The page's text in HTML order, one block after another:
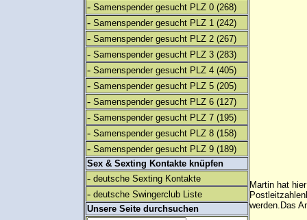
- Samenspender gesucht PLZ 0 (268)
- Samenspender gesucht PLZ 1 (242)
- Samenspender gesucht PLZ 2 (267)
- Samenspender gesucht PLZ 3 (283)
- Samenspender gesucht PLZ 4 (405)
- Samenspender gesucht PLZ 5 (205)
- Samenspender gesucht PLZ 6 (127)
- Samenspender gesucht PLZ 7 (195)
- Samenspender gesucht PLZ 8 (158)
- Samenspender gesucht PLZ 9 (189)
Sex & Sexting Kontakte knüpfen
- deutsche Sexting Kontakte
- deutsche Swingerclub Liste
Unsere Seite durchsuchen
Martin hat
werden.Das